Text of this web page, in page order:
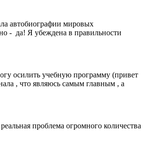
автобиографии мировых
- да! Я убеждена в правильности
осилить учебную программу (привет
, что являюсь самым главным , а
проблема огромного количества